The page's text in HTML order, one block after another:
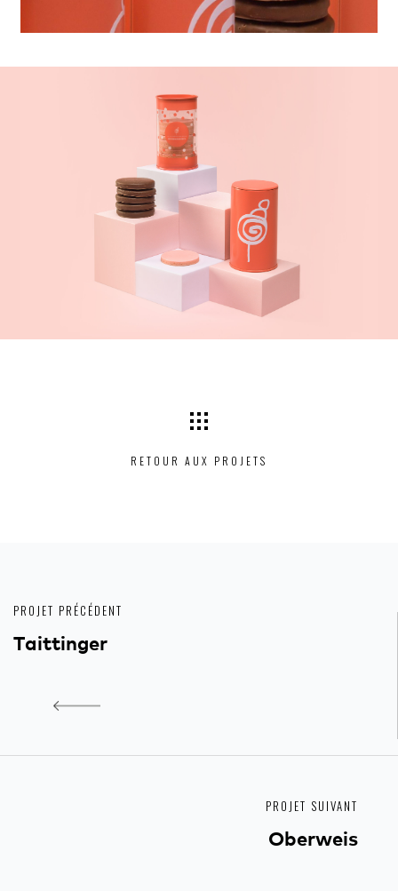
RETOUR AUX PROJETS
PROJET PRÉCÉDENT
Taittinger
PROJET SUIVANT
Oberweis